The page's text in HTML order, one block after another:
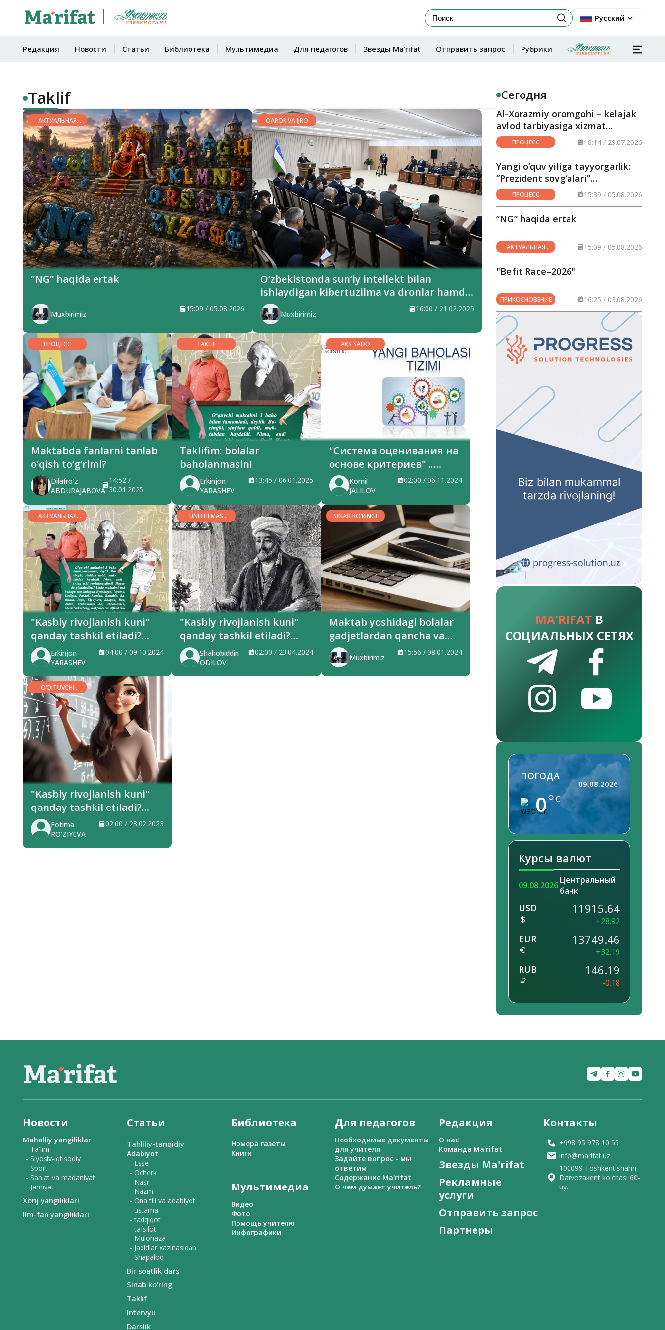
Русский
Редакция Новости Статьи Библиотека Мультимедиа Для педагогов Звезды Ma'rifat Отправить запрос Рубрики
Taklif
АКТУАЛЬНАЯ
ТЕМА
“NG” haqida ertak
Muxbirimiz
15:09 / 05.08.2026
QAROR VA IJRO
O‘zbekistonda sun’iy intellekt bilan
ishlaydigan kibertuzilma va dronlar hamda
ularga qarshi kurash bo‘yicha yangi
bo‘linmalar tuziladi
Muxbirimiz
16:00 / 21.02.2025
ПРОЦЕСС
Maktabda fanlarni tanlab
o‘qish to‘g‘rimi?
Dilafro‘z
ABDURAJABOVA
14:52 /
30.01.2025
TAKLIF
Taklifim: bolalar
baholanmasin!
Erkinjon
YARASHEV
13:45 / 06.01.2025
AKS SADO
"Система оценивания на
основе критериев"...
Основано ли это на
критериях?
Komil
JALILOV
02:00 / 06.11.2024
АКТУАЛЬНАЯ
ТЕМА
"Kasbiy rivojlanish kuni"
qanday tashkil etiladi?
Vazirlik ma’lumot berdi
Erkinjon
YARASHEV
04:00 / 09.10.2024
UNUTILMAS
SIYMOLAR
"Kasbiy rivojlanish kuni"
qanday tashkil etiladi?
Vazirlik ma’lumot berdi
Shahobiddin
ODILOV
02:00 / 23.04.2024
SINAB KO‘RING!
Maktab yoshidagi bolalar
gadjetlardan qancha va
qanday foydalanishi
kerak?Muxbirimiz
15:56 / 08.01.2024
O‘QITUVCHI
MINBARI
"Kasbiy rivojlanish kuni"
qanday tashkil etiladi?
Vazirlik ma’lumot berdi
Fotima
RO‘ZIYEVA
02:00 / 23.02.2023
Сегодня
Al-Xorazmiy oromgohi – kelajak
avlod tarbiyasiga xizmat
qilayotgan maskan
ПРОЦЕСС 18:14 / 29.07.2026
Yangi o‘quv yiliga tayyorgarlik:
“Prezident sovg‘alari”
hududlarga yetkazilmoqda
ПРОЦЕСС 15:39 / 05.08.2026
“NG” haqida ertak
АКТУАЛЬНАЯ
ТЕМА
15:09 / 05.08.2026
"Befit Race–2026"
ПРИКОСНОВЕНИЕ 16:25 / 03.08.2026
MA'RIFAT В
СОЦИАЛЬНЫХ СЕТЯХ
ПОГОДА
0 C
09.08.2026
Курсы валют
09.08.2026Центральный
банк
USD 11915.64
+28.92
EUR 13749.46
+32.19
RUB 146.19
-0.18
Новости
Mahalliy yangiliklar
- Ta'lim
- Siyosiy-iqtisodiy
- Sport
- San'at va madaniyat
- Jamiyat
Xorij yangiliklari
Ilm-fan yangiliklari
Статьи
Tahliliy-tanqidiy
Adabiyot
- Esse
- Ocherk
- Nasr
- Nazm
- Ona tili va adabiyot
- ustama
- tadqiqot
- tafsilot
- Mulohaza
- Jadidlar xazinasidan
- Shapaloq
Bir soatlik dars
Sinab ko‘ring
Taklif
Intervyu
Darslik
Библиотека
Номера газеты
Книги
Мультимедиа
Видео
Фото
Помощь учителю
Инфографики
Для педагогов
Необходимые документы
для учителя
Задайте вопрос - мы
ответим
Содержание Ma'rifat
О чем думает учитель?
Редакция
О нас
Команда Ma'rifat
Звезды Ma'rifat
Рекламные
услуги
Отправить запрос
Партнеры
Контакты
+998 95 978 10 55
info@marifat.uz
100099 Toshkent shahri
Darvozakent ko'chasi 60-
uy.